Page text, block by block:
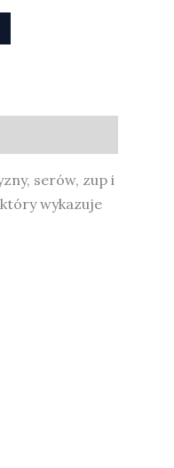
serów, zup i
wykazuje